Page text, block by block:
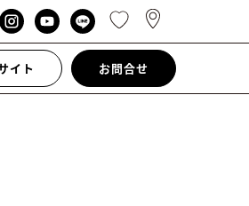
イト お問合せ